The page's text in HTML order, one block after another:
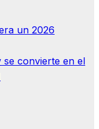
un 2026
se convierte en el